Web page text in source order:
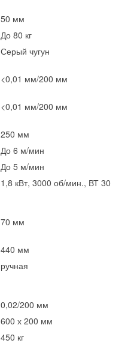
50 мм
До 80 кг
Серый чугун
<0,01 мм/200 мм
<0,01 мм/200 мм
250 мм
До 6 м/мин
До 5 м/мин
1,8 кВт, 3000 об/мин., ВТ 30
70 мм
440 мм
ручная
0,02/200 мм
600 х 200 мм
450 кг